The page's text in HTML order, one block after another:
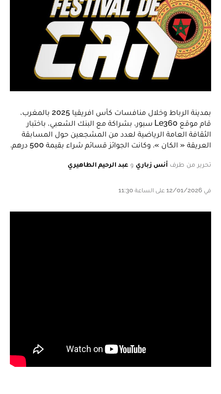
بمدينة الرباط وخلال منافسات كأس افريقيا 2025 بالمغرب،
قام موقع Le360 سبور، بشراكة مع البنك الشعبي، باختبار
الثقافة العامة الرياضية لعدد من المشجعين حول المسابقة
العريقة « الكان ». وكانت الجوائز قسائم شراء بقيمة 500 درهم.
تحرير من طرف أنس زباري و عبد الرحيم الطاهيري
في 12/01/2026 على الساعة 11:30